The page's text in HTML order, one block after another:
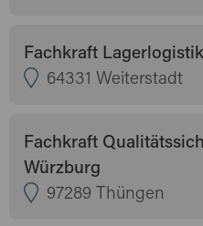
Fachkraft
64331 Weiterstadt
Fachkraft
Würzburg
97289 Thüngen